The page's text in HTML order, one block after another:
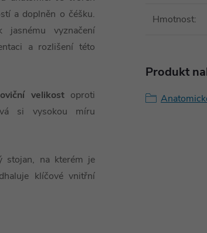
a doplněn o čéšku.
vyznačení
a rozlišení této
velikostoproti
si vysokou míru
stojan, na kterém je
klíčové vnitřní
Hmotnost:
Produkt